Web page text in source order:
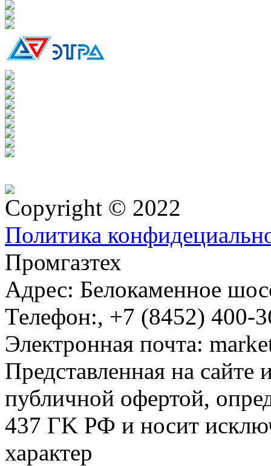
Copyright © 2022
Политика
Промгазтех
Адрес: Белокаменное
Телефон:, +7 (8452) 400-
Электронная почта:
Представленная на сайте
публичной офертой,
437 ГK РФ и носит
характер